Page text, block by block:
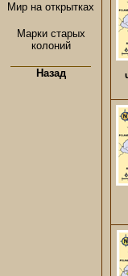
Мир на открытках
Марки старых
колоний
Назад